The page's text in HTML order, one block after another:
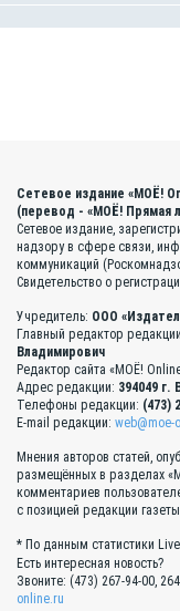
Сетевое издание «МОЁ!
(перевод - «МОЁ! Прямая
Сетевое издание,
надзору в сфере связи,
коммуникаций
Свидетельство о
Учредитель: ООО
Главный редактор
Владимирович
Редактор сайта «МОЁ!
Адрес редакции: 394049
Телефоны редакции: (473)
E-mail редакции: web@moe-
Мнения авторов статей,
размещённых в разделах
комментариев
с позицией редакции
* По данным статистики
Есть интересная новость?
Звоните: (473) 267-94-00,
online.ru